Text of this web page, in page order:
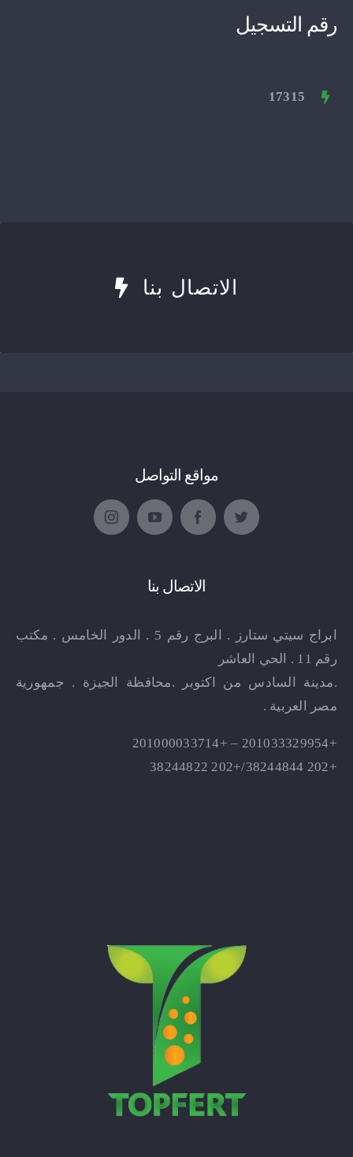
رقم التسجيل
17315
الاتصال بنا
مواقع التواصل
الاتصال بنا
ابراج سيتي ستارز . البرج رقم 5 . الدور الخامس . مكتب
رقم 11 . الحي العاشر
.مدينة السادس من اكتوبر .محافظة الجيزة . جمهورية
مصر العربية .
+201033329954 – +201000033714
+202 38244844/+202 38244822